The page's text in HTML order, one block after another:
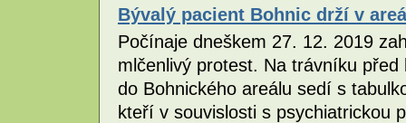
Bývalý pacient Bohnic drží v
Počínaje dneškem 27. 12. 2019
mlčenlivý protest. Na trávníku
do Bohnického areálu sedí s
kteří v souvislosti s psychiatrickou